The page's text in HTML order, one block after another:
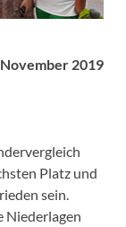
November 2019
Platz und
sein.
Niederlagen